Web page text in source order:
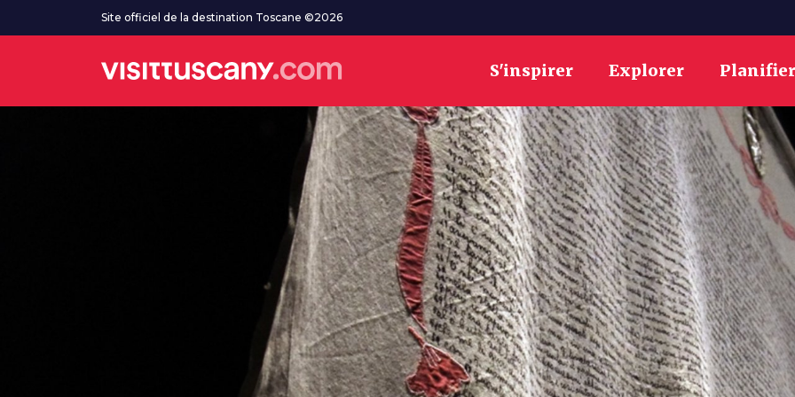
Aller au contenu principalSite officiel de la destination Toscane ©2026
S'inspirer Explorer Planifier